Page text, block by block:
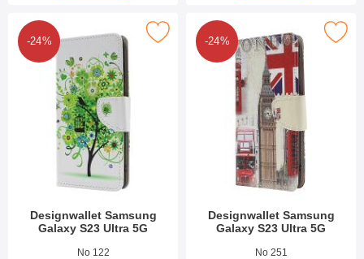
-24%
Designwallet Samsung
Galaxy S23 Ultra 5G
Varenr 47571No 122
designwallet Samsung Galaxy S23 Ultra 5G som favorit
-24%
Designwallet Samsung
Galaxy S23 Ultra 5G
Varenr 47570No 251
Marker designwallet Samsung